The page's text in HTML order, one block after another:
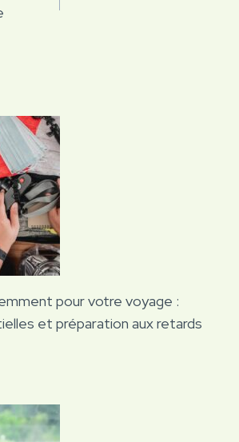
pour votre voyage :
et préparation aux retards